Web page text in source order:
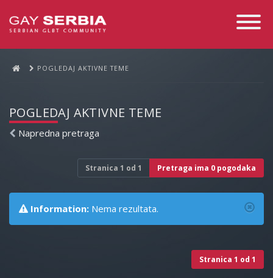
Toggle
POGLEDAJ AKTIVNE TEME
POGLEDAJ AKTIVNE TEME
Napredna pretraga
Stranica 1 od 1 Pretraga ima 0 pogodaka
Information: Nema rezultata.
Stranica 1 od 1